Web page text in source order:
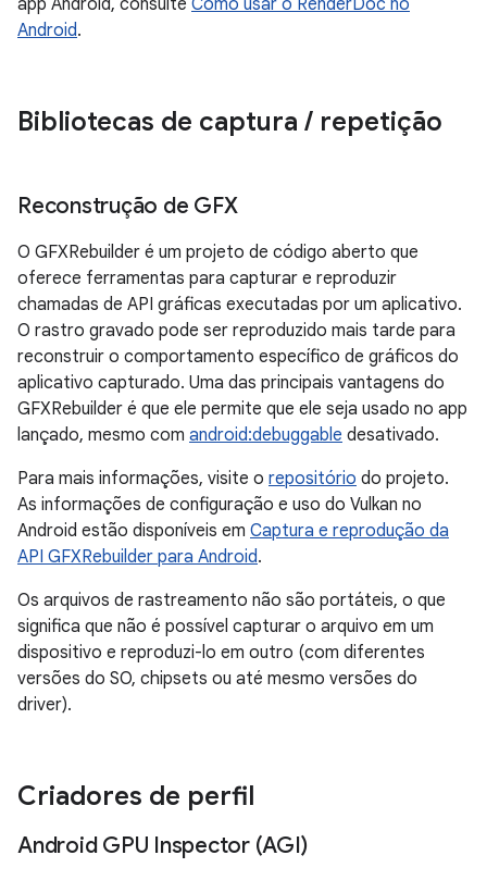
app Android, consulte Como usar o RenderDoc no
Android.
Bibliotecas de captura / repetição
Reconstrução de GFX
O GFXRebuilder é um projeto de código aberto que
oferece ferramentas para capturar e reproduzir
chamadas de API gráficas executadas por um aplicativo.
O rastro gravado pode ser reproduzido mais tarde para
reconstruir o comportamento específico de gráficos do
aplicativo capturado. Uma das principais vantagens do
GFXRebuilder é que ele permite que ele seja usado no app
lançado, mesmo com android:debuggable desativado.
Para mais informações, visite o repositório do projeto.
As informações de configuração e uso do Vulkan no
Android estão disponíveis em Captura e reprodução da
API GFXRebuilder para Android.
Os arquivos de rastreamento não são portáteis, o que
significa que não é possível capturar o arquivo em um
dispositivo e reproduzi-lo em outro (com diferentes
versões do SO, chipsets ou até mesmo versões do
driver).
Criadores de perfil
Android GPU Inspector (AGI)